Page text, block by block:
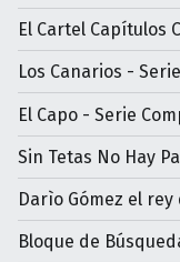
El Cartel Capítulos
Los Canarios -
El Capo - Serie
Sin Tetas No Hay
Darìo Gómez el
Bloque de